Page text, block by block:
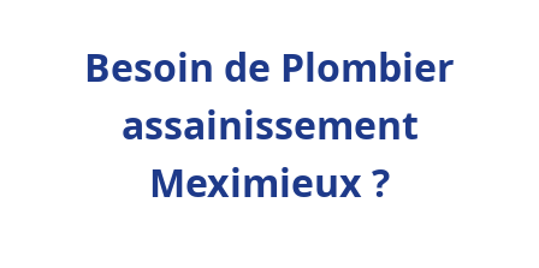
Besoin de Plombier
assainissement
Meximieux ?